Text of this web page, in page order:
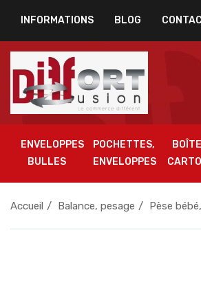
INFORMATIONS BLOG
ENVELOPPES
BULLES
POCHETTES,
ENVELOPPES
Accueil Balance, pesage Pèse